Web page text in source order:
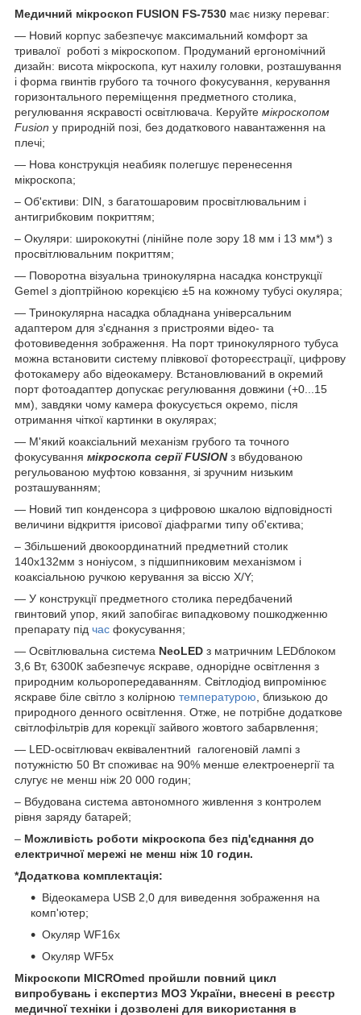
Медичний мікроскоп FUSION FS-7530 має низку переваг:
— Новий корпус забезпечує максимальний комфорт за
тривалої роботі з мікроскопом. Продуманий ергономічний
дизайн: висота мікроскопа, кут нахилу головки, розташування
і форма гвинтів грубого та точного фокусування, керування
горизонтального переміщення предметного столика,
регулювання яскравості освітлювача. Керуйте мікроскопом
Fusion у природній позі, без додаткового навантаження на
плечі;
— Нова конструкція неабияк полегшує перенесення
мікроскопа;
– Об'єктиви: DIN, з багатошаровим просвітлювальним і
антигрибковим покриттям;
– Окуляри: ширококутні (лінійне поле зору 18 мм і 13 мм*) з
просвітлювальним покриттям;
— Поворотна візуальна тринокулярна насадка конструкції
Gemel з діоптрійною корекцією ±5 на кожному тубусі окуляра;
— Тринокулярна насадка обладнана універсальним
адаптером для з'єднання з пристроями відео- та
фотовиведення зображення. На порт тринокулярного тубуса
можна встановити систему плівкової фотореєстрації, цифрову
фотокамеру або відеокамеру. Встановлюваний в окремий
порт фотоадаптер допускає регулювання довжини (+0...15
мм), завдяки чому камера фокусується окремо, після
отримання чіткої картинки в окулярах;
— М'який коаксіальний механізм грубого та точного
фокусування мікроскопа серії FUSIONз вбудованою
регульованою муфтою ковзання, зі зручним низьким
розташуванням;
— Новий тип конденсора з цифровою шкалою відповідності
величини відкриття ірисової діафрагми типу об'єктива;
– Збільшений двокоординатний предметний столик
140х132мм з ноніусом, з підшипниковим механізмом і
коаксіальною ручкою керування за віссю X/Y;
— У конструкції предметного столика передбачений
гвинтовий упор, який запобігає випадковому пошкодженню
препарату під час фокусування;
— Освітлювальна система NeoLED з матричним LEDблоком
3,6 Вт, 6300К забезпечує яскраве, однорідне освітлення з
природним кольоропередаванням. Світлодіод випромінює
яскраве біле світло з колірною температурою , близькою до
природного денного освітлення. Отже, не потрібне додаткове
світлофільтрів для корекції зайвого жовтого забарвлення;
— LED-освітлювач еквівалентний галогеновій лампі з
потужністю 50 Вт споживає на 90% менше електроенергії та
слугує не менш ніж 20 000 годин;
– Вбудована система автономного живлення з контролем
рівня заряду батарей;
– Можливість роботи мікроскопа без під'єднання до
електричної мережі не менш ніж 10 годин.
*Додаткова комплектація:
Відеокамера USB 2,0 для виведення зображення на
комп'ютер;
Окуляр WF16х
Окуляр WF5x
Мікроскопи MICROmed пройшли повний цикл
випробувань і експертиз МОЗ України, внесені в реєстр
медичної техніки і дозволені для використання в